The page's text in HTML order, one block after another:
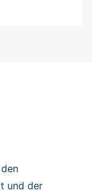
und der